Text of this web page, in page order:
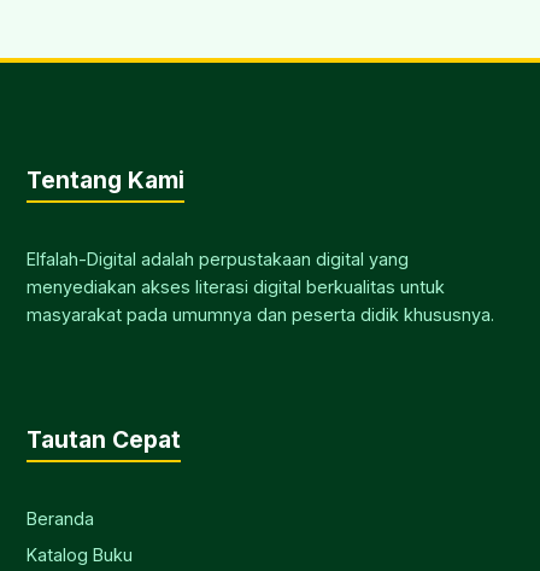
Tentang Kami
Elfalah-Digital adalah perpustakaan digital yang
menyediakan akses literasi digital berkualitas untuk
masyarakat pada umumnya dan peserta didik khususnya.
Tautan Cepat
Beranda
Katalog Buku